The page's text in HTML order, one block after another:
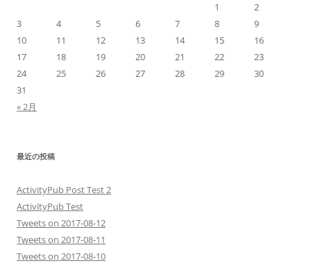
1
2
3
4 5 6 7 8
9
10
11 12 13 14 15
16
17
18 19 20 21 22
23
24
25 26 27 28 29
30
31
« 2月
最近の投稿
ActivityPub Post Test 2
ActivityPub Test
Tweets on 2017-08-12
Tweets on 2017-08-11
Tweets on 2017-08-10